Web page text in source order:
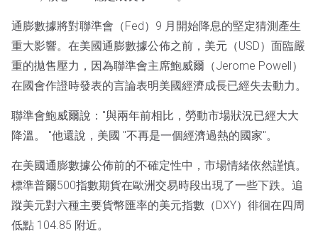
通膨數據將對聯準會（Fed）9 月開始降息的堅定猜測產生
重大影響。在美國通膨數據公佈之前，美元（USD）面臨嚴
重的拋售壓力，因為聯準會主席鮑威爾（Jerome Powell）
在國會作證時發表的言論表明美國經濟成長已經失去動力。
聯準會鮑威爾說："與兩年前相比，勞動市場狀況已經大大
降溫。 "他還說，美國 "不再是一個經濟過熱的國家"。
在美國通膨數據公佈前的不確定性中，市場情緒依然謹慎。
標準普爾500指數期貨在歐洲交易時段出現了一些下跌。追
蹤美元對六種主要貨幣匯率的美元指數（DXY）徘徊在四周
低點 104.85 附近。